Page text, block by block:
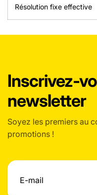
Résolution fixe effective
Inscrivez-
newsletter
Soyez les premiers au
promotions !